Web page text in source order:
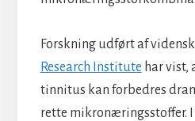
Forskning udført af
Research Institute har vist,
tinnitus kan forbedres
rette mikronæringsstoffer.